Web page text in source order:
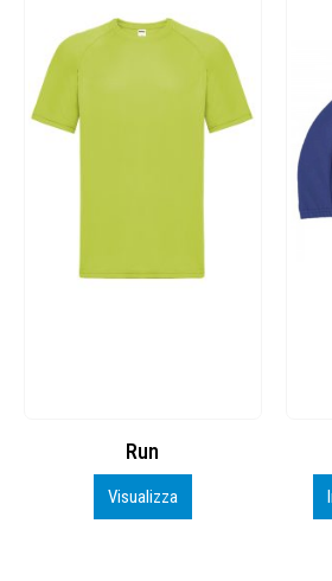
Cuffia Poliestere
Inizia a Personalizzare